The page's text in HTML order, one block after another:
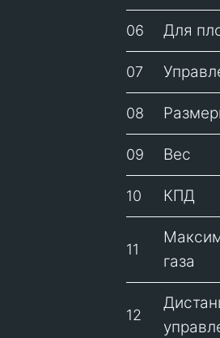
06 Для
07
08
09 Вес
10 КПД
11
газа
12